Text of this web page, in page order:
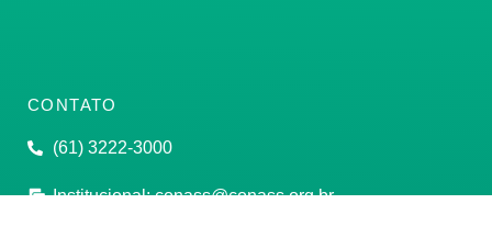
CONTATO
(61) 3222-3000
Institucional:conass@conass.org.br